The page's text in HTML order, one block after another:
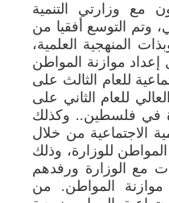
التعاون مع وزارتي التنمية
وتم التوسع أفقيا من
المنهجية العلمية،
إعداد موازنة المواطن
للعام الثالث على
للعام الثاني على
في فلسطين.. وكذلك
الاجتماعية من خلال
للوزارة، وذلك
مع الوزارة ورفدهم
موازنة المواطن. من